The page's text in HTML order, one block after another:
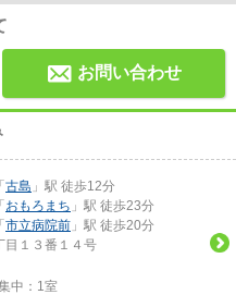
お問い合わせ
「 古島 」駅 徒歩12分
「 おもろまち 」駅 徒歩23分
「 市立病院前 」駅 徒歩20分
目１３番１４号
中： 1室